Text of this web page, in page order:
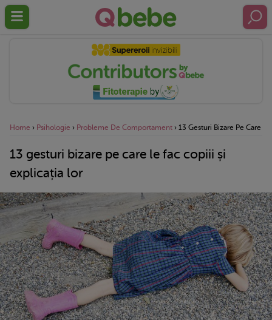
Home › Psihologie › Probleme De Comportament › 13 Gesturi Bizare Pe Care
13 gesturi bizare pe care le fac copiii și
explicația lor